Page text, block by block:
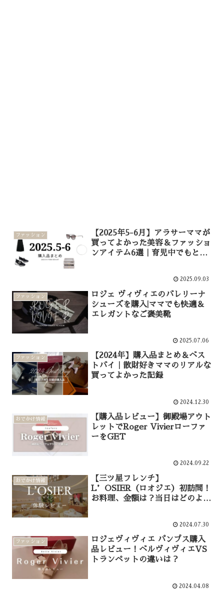
ファッション
【2025年5-6月】アラサーママが
買ってよかった美容＆ファッショ
ンアイテム6選｜育児中でもとき
2025.09.03
ファッション
ロジェ ヴィヴィエのバレリーナ
シューズを購入|ママでも快適＆
エレガントなご褒美靴
2025.07.06
ファッション
【2024年】購入品まとめ＆ベス
トバイ｜散財好きママのリアルな
買ってよかった記録
2024.12.30
おでかけ情報
【購入品レビュー】御殿場アウト
レットでRoger Vivierローファ
ーをGET
2024.09.22
おでかけ情報
【三ツ星フレンチ】
L’OSIER（ロオジエ）初訪問！
お料理、金額は？当日はどのよう
2024.07.30
ファッション
ロジェヴィヴィエ パンプス購入
品レビュー！ベルヴィヴィエVS
トランペットの違いは？
2024.04.08